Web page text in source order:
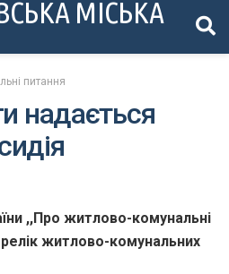
МІСЬКА
питання
надається
,,Про житлово-комунальні
житлово-комунальних